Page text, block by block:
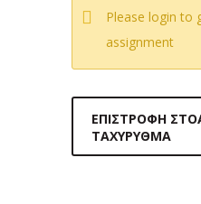
Please login to
assignment
ΕΠΙΣΤΡΟΦΉ
ΤΑΧΎΡΥΘΜΑ